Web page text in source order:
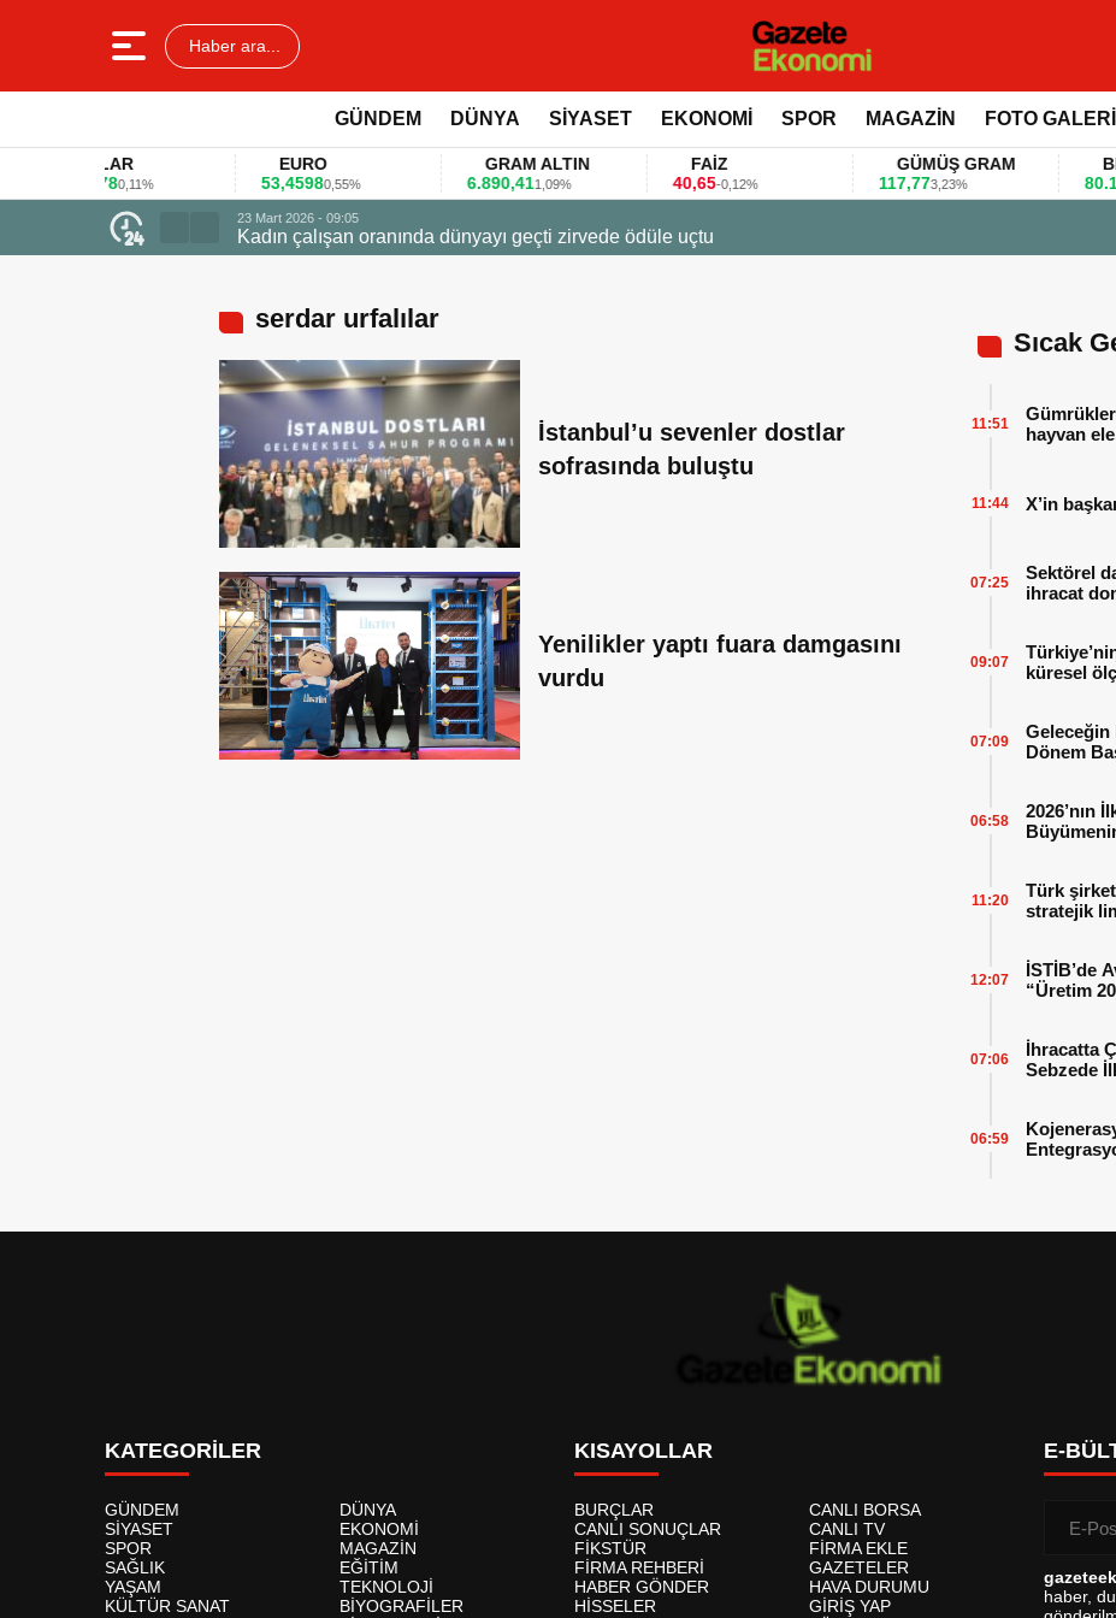
Haber ara...
GÜNDEM DÜNYA SİYASET EKONOMİ SPOR MAGAZİN FOTO GALERİ
0,11%
EURO
53,45980,55%
GRAM ALTIN
6.890,411,09%
FAİZ
40,65
-0,12%
GÜMÜŞ GRAM
117,773,23%
80.155,00
Firmalar gıda fuarlarını bu anket ile değerlendirdi
serdar urfalılar
İstanbul’u sevenler dostlar
sofrasında buluştu
Yenilikler yaptı fuara damgasını
vurdu
Sıcak
hayvan
11:51
X’in
11:44
Sektörel
ihracat
07:25
küresel
09:07
Geleceğin
Dönem
07:09
2026’nın
06:58
Türk
stratejik
11:20
İSTİB’de
“Üretim
12:07
İhracatta
Sebzede
07:06
06:59
KATEGORİLER
GÜNDEM
DÜNYA
SİYASET
EKONOMİ
SPOR
MAGAZİN
SAĞLIK
EĞİTİM
YAŞAM
TEKNOLOJİ
KÜLTÜR SANAT
BİYOGRAFİLER
KISAYOLLAR
BURÇLAR
CANLI BORSA
CANLI SONUÇLAR
CANLI TV
FİKSTÜR
FİRMA EKLE
FİRMA REHBERİ
GAZETELER
HABER GÖNDER
HAVA DURUMU
HİSSELER
GİRİŞ YAP
E-
haber,